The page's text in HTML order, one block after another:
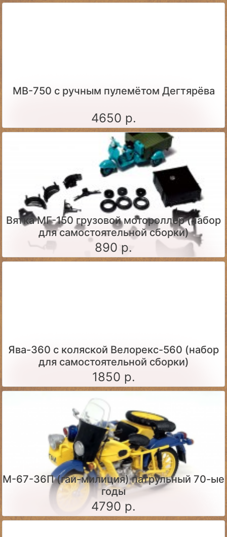
МВ-750 с ручным пулемётом Дегтярёва
4650 р.
Вятка МГ-150 грузовой мотороллер (набор
для самостоятельной сборки)
890 р.
Ява-360 c коляской Велорекс-560 (набор
для самостоятельной сборки)
1850 р.
М-67-36П (гаи-милиция) патрульный 70-ые
годы
4790 р.